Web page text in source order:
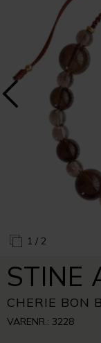
1 / 2
STINE
CHERIE BON
VARENR.: 3228